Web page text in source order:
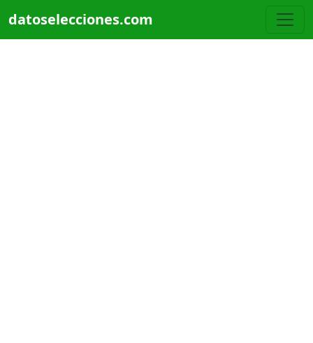
datoselecciones.com